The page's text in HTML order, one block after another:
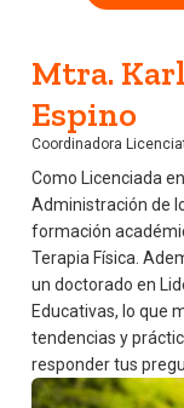
Mtra.
Espino
Coordinadora
Como Licenciada
Administración de
formación
Terapia Física.
un doctorado en
Educativas, lo que
tendencias y
responder tus